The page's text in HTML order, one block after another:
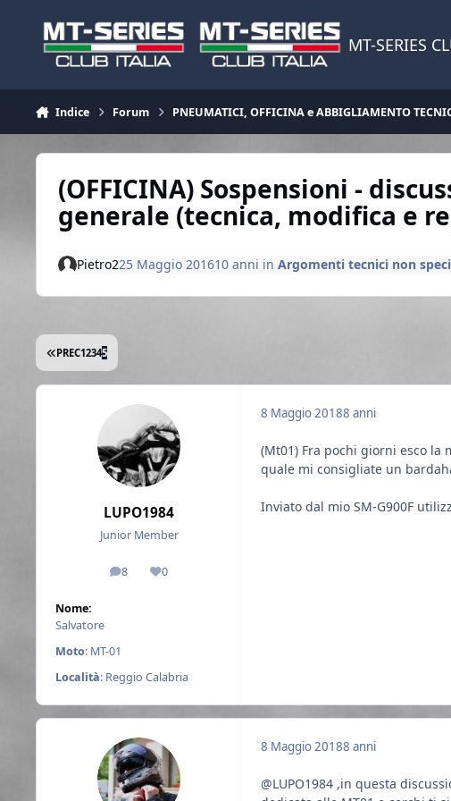
MT-SERIES
Indice Forum PNEUMATICI, OFFICINA e ABBIGLIAMENTO
(OFFICINA) Sospensioni -
generale (tecnica, modifica e
Pietro225 Maggio 201610 anni in Argomenti tecnici non
PRIMA PAGINA
PREC12345
LUPO1984
Junior Member
8
messaggi
0
Reputazione
Nome:
Salvatore
Moto: MT-01
Località: Reggio Calabria
8 Maggio 20188 anni
(Mt01) Fra pochi giorni esco la
quale mi consigliate un
Inviato dal mio SM-G900F
8 Maggio 20188 anni
@LUPO1984 ,in questa